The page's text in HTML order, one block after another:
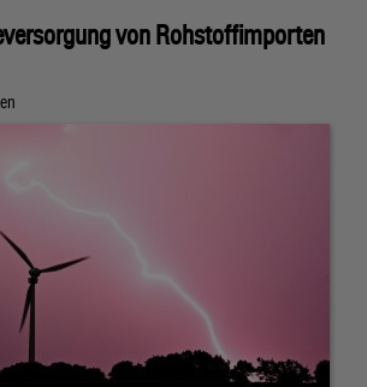
von Rohstoffimporten